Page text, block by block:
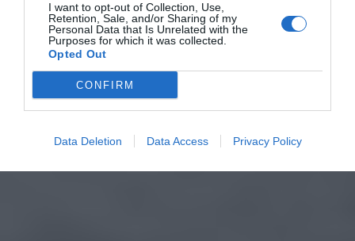
I want to opt-out of Collection, Use,
Retention, Sale, and/or Sharing of my
Personal Data that Is Unrelated with the
Purposes for which it was collected.
Opted Out
CONFIRM
Data Deletion Data Access Privacy Policy